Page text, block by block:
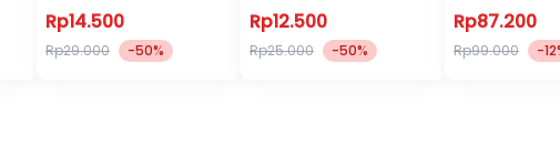
Water
Rp14.500
Rp29.000 -50%
Rp12.500
Rp25.000 -50%
Rp87.200
Rp99.000 -